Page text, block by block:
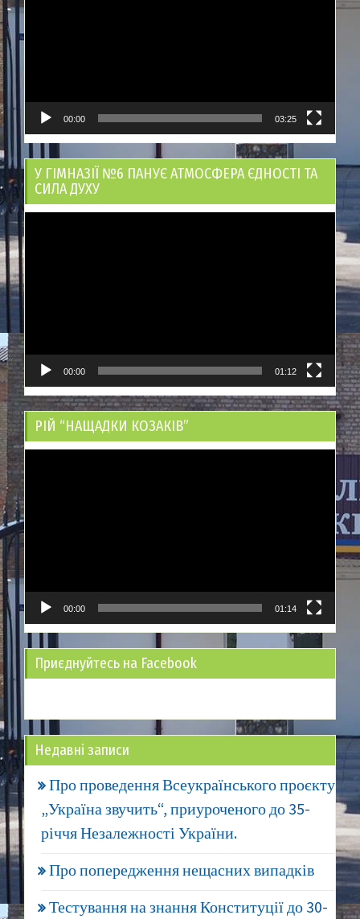
00:00 03:25
У ГІМНАЗІЇ №6 ПАНУЄ АТМОСФЕРА ЄДНОСТІ ТА
СИЛА ДУХУ
00:00 01:12
РІЙ “НАЩАДКИ КОЗАКІВ”
00:00 01:14
Приєднуйтесь на Facebook
Недавні записи
Про проведення Всеукраїнського проєкту
„Україна звучить“, приуроченого до 35-
річчя Незалежності України.
Про попередження нещасних випадків
Тестування на знання Конституції до 30-